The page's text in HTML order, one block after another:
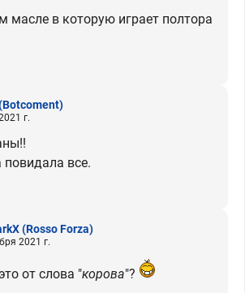
масле в которую играет полтора
г.
повидала все.
(Rosso Forza)
2021 г.
от слова "корова"?